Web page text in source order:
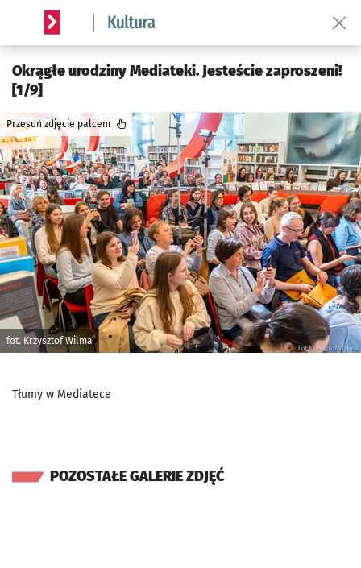
Serwis informacyjny wroclaw.pl podserwis: Kultura
Okrągłe urodziny Mediateki. Jesteście zaproszeni!
[1/9]
fot. Krzysztof Wilma
Przesuń zdjęcie palcem
Tłumy w Mediatece
POZOSTAŁE GALERIE ZDJĘĆ